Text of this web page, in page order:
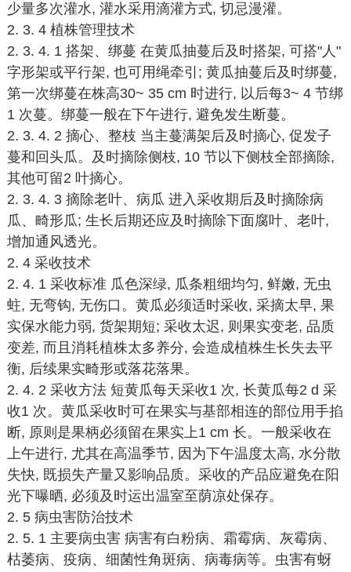
少量多次灌水, 灌水采用滴灌方式, 切忌漫灌。
2. 3. 4 植株管理技术
2. 3. 4. 1 搭架、绑蔓 在黄瓜抽蔓后及时搭架, 可搭"人"
字形架或平行架, 也可用绳牵引; 黄瓜抽蔓后及时绑蔓,
第一次绑蔓在株高30~ 35 cm 时进行, 以后每3~ 4 节绑
1 次蔓。绑蔓一般在下午进行, 避免发生断蔓。
2. 3. 4. 2 摘心、整枝 当主蔓满架后及时摘心, 促发子
蔓和回头瓜。及时摘除侧枝, 10 节以下侧枝全部摘除,
其他可留2 叶摘心。
2. 3. 4. 3 摘除老叶、病瓜 进入采收期后及时摘除病
瓜、畸形瓜; 生长后期还应及时摘除下面腐叶、老叶,
增加通风透光。
2. 4 采收技术
2. 4. 1 采收标准 瓜色深绿, 瓜条粗细均匀, 鲜嫩, 无虫
蛀, 无弯钩, 无伤口。黄瓜必须适时采收, 采摘太早, 果
实保水能力弱, 货架期短; 采收太迟, 则果实变老, 品质
变差, 而且消耗植株太多养分, 会造成植株生长失去平
衡, 后续果实畸形或落花落果。
2. 4. 2 采收方法 短黄瓜每天采收1 次, 长黄瓜每2 d 采
收1 次。黄瓜采收时可在果实与基部相连的部位用手掐
断, 原则是果柄必须留在果实上1 cm 长。一般采收在
上午进行, 尤其在高温季节, 因为下午温度太高, 水分散
失快, 既损失产量又影响品质。采收的产品应避免在阳
光下曝晒, 必须及时运出温室至荫凉处保存。
2. 5 病虫害防治技术
2. 5. 1 主要病虫害 病害有白粉病、霜霉病、灰霉病、
枯萎病、疫病、细菌性角斑病、病毒病等。虫害有蚜